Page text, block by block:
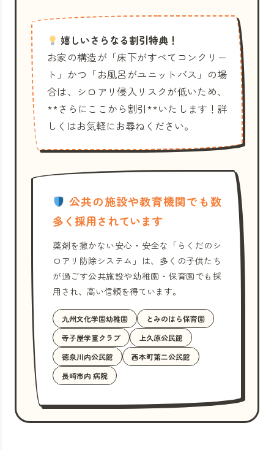
嬉しいさらなる割引特典！
お家の構造が「床下がすべてコンクリー
ト」かつ「お風呂がユニットバス」の場
合は、シロアリ侵入リスクが低いため、
**さらにここから割引**いたします！詳
しくはお気軽にお尋ねください。
公共の施設や教育機関でも数
多く採用されています
薬剤を撒かない安心・安全な「らくだのシ
ロアリ防除システム」は、多くの子供たち
が過ごす公共施設や幼稚園・保育園でも採
用され、高い信頼を得ています。
九州文化学園幼稚園
とみのはら保育園
寺子屋学童クラブ
上久原公民館
徳泉川内公民館
西本町第二公民館
長崎市内 病院